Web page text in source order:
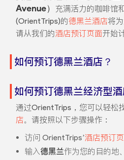
Avenue）
充满活力的咖啡馆
(OrientTrips)的德黑兰酒店将
请从我们的酒店预订页面开始
如何预订德黑兰酒店？
如何预订德黑兰经济型
通过OrientTrips，您可以轻松
店。请按照以下步骤操作：
访问 OrientTrips’酒店预订
输入德黑兰作为您的目的地